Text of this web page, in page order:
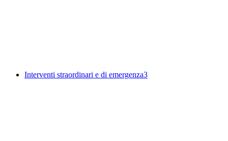
Interventi straordinari e di emergenza3